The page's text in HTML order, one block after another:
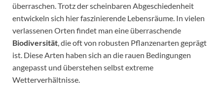
überraschen. Trotz der scheinbaren Abgeschiedenheit
entwickeln sich hier faszinierende Lebensräume. In vielen
verlassenen Orten findet man eine überraschende
Biodiversität , die oft von robusten Pflanzenarten geprägt
ist. Diese Arten haben sich an die rauen Bedingungen
angepasst und überstehen selbst extreme
Wetterverhältnisse.